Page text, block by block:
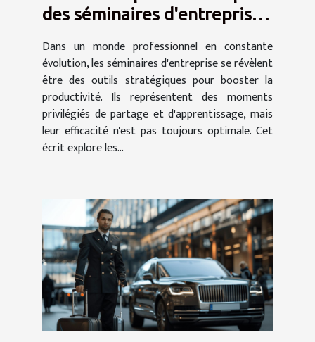
des séminaires d'entreprise
Dans un monde professionnel en constante
évolution, les séminaires d'entreprise se révèlent
être des outils stratégiques pour booster la
productivité. Ils représentent des moments
privilégiés de partage et d'apprentissage, mais
leur efficacité n'est pas toujours optimale. Cet
écrit explore les...